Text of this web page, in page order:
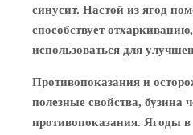
синусит. Настой из ягод
способствует
использоваться для
Противопоказания и
полезные свойства, бузина
противопоказания. Ягоды